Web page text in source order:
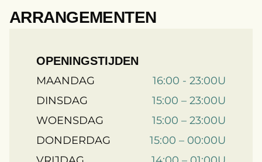
ARRANGEMENTEN
OPENINGSTIJDEN
MAANDAG
16:00 - 23:00U
DINSDAG
15:00 – 23:00U
WOENSDAG
15:00 – 23:00U
DONDERDAG
15:00 – 00:00U